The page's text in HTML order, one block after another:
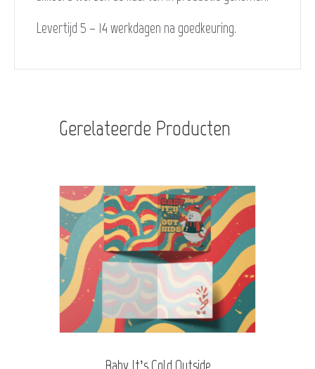
Levertijd 5 – 14 werkdagen na goedkeuring.
Gerelateerde Producten
Baby It’s Cold Outside